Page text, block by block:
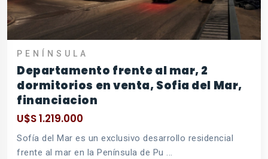
PENÍNSULA
Departamento frente al mar, 2
dormitorios en venta, Sofia del Mar,
financiacion
U$S 1.219.000
Sofía del Mar es un exclusivo desarrollo residencial
frente al mar en la Península de Pu ...